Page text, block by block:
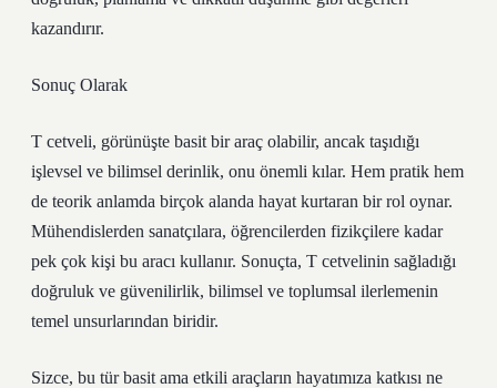
kazandırır.
Sonuç Olarak
T cetveli, görünüşte basit bir araç olabilir, ancak taşıdığı
işlevsel ve bilimsel derinlik, onu önemli kılar. Hem pratik hem
de teorik anlamda birçok alanda hayat kurtaran bir rol oynar.
Mühendislerden sanatçılara, öğrencilerden fizikçilere kadar
pek çok kişi bu aracı kullanır. Sonuçta, T cetvelinin sağladığı
doğruluk ve güvenilirlik, bilimsel ve toplumsal ilerlemenin
temel unsurlarından biridir.
Sizce, bu tür basit ama etkili araçların hayatımıza katkısı ne